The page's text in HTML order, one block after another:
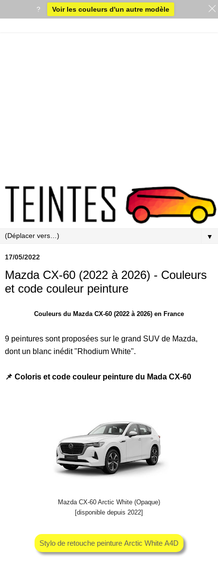
▼
17/05/2022
Mazda CX-60 (2022 à 2026) - Couleurs
et code couleur peinture
Couleurs du Mazda CX-60 (2022 à 2026) en France
9 peintures sont proposées sur le grand SUV de Mazda,
dont un blanc inédit "Rhodium White".
📌 Coloris et code couleur peinture du Mada CX-60
Mazda CX-60 Arctic White (Opaque)
[disponible depuis 2022]
Stylo de retouche peinture Arctic White A4D
? Voir les couleurs d'un autre modèle